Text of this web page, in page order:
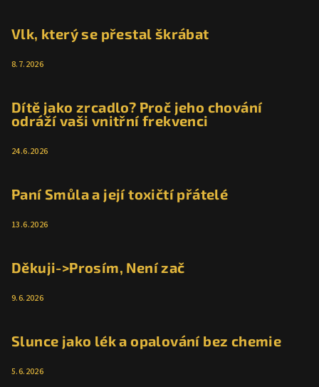
p
Vlk, který se přestal škrábat
8.7.2026
Dítě jako zrcadlo? Proč jeho chování
odráží vaši vnitřní frekvenci
24.6.2026
Paní Smůla a její toxičtí přátelé
13.6.2026
Děkuji->Prosím, Není zač
9.6.2026
Slunce jako lék a opalování bez chemie
5.6.2026